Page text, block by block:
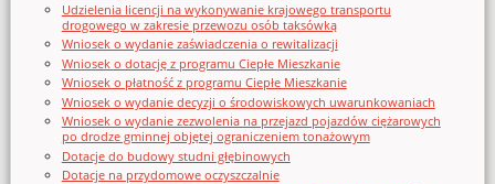
Udzielenia licencji na wykonywanie krajowego transportu
drogowego w zakresie przewozu osób taksówką
Wniosek o wydanie zaświadczenia o rewitalizacji
Wniosek o dotację z programu Ciepłe Mieszkanie
Wniosek o płatność z programu Ciepłe Mieszkanie
Wniosek o wydanie decyzji o środowiskowych uwarunkowaniach
Wniosek o wydanie zezwolenia na przejazd pojazdów ciężarowych
po drodze gminnej objętej ograniczeniem tonażowym
Dotacje do budowy studni głębinowych
Dotacje na przydomowe oczyszczalnie